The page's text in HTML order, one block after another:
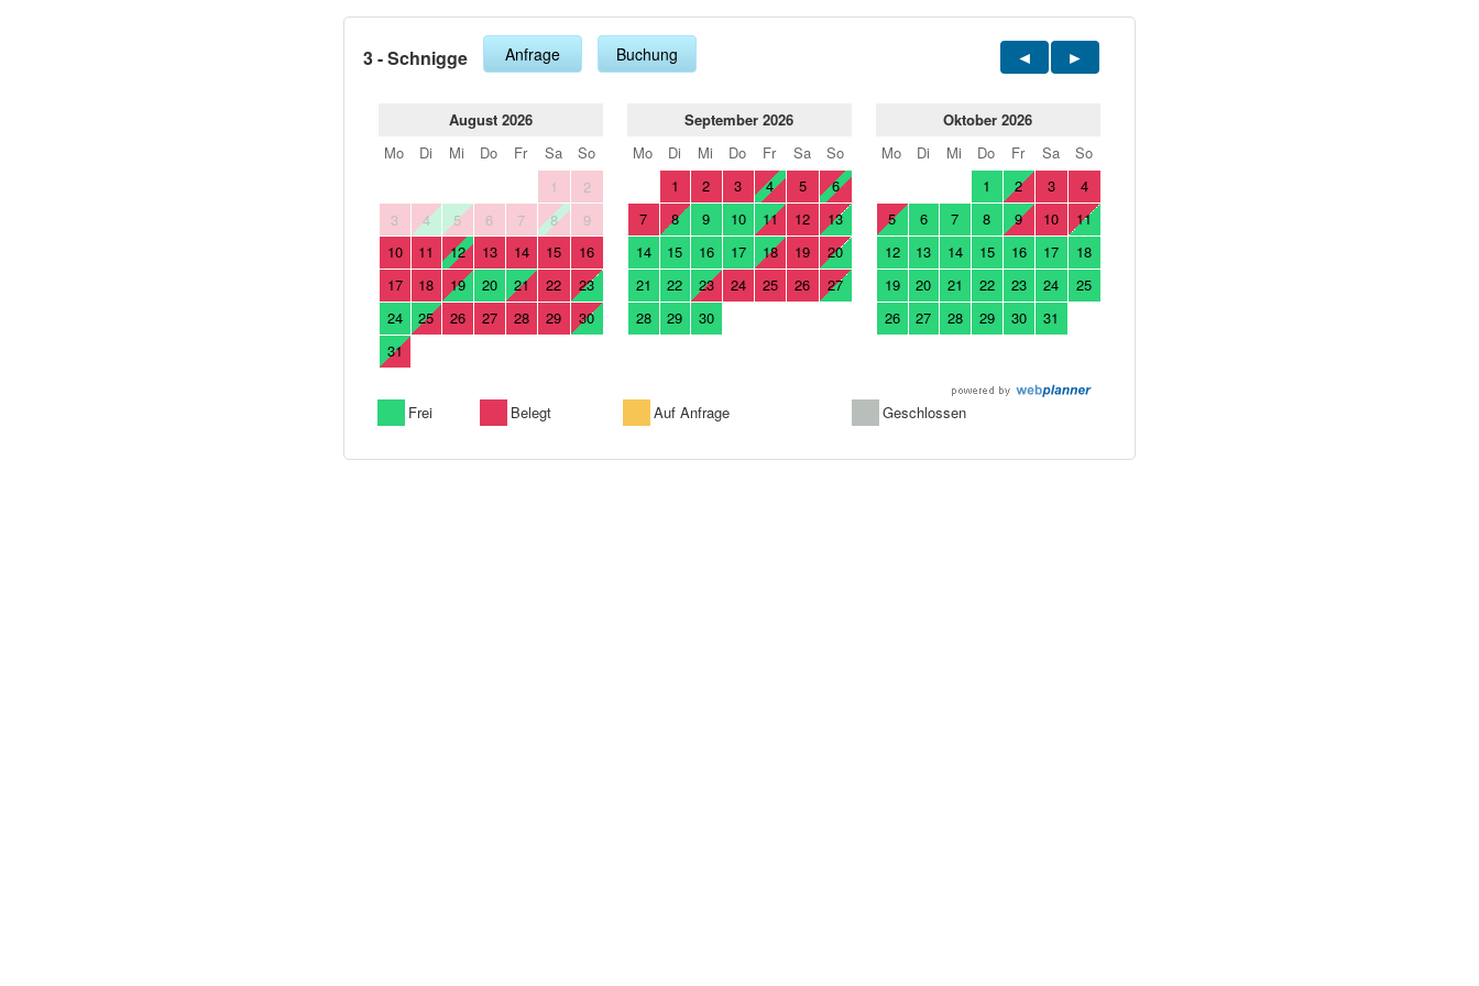
3 - Schnigge Anfrage Buchung
August 2026
Mo
Di Mi Do Fr Sa
So
1
2
3
4 5 6 7 8
9
10
11 12 13 14 15
16
17
18 19 20 21 22
23
24
25 26 27 28 29
30
31
September 2026
Mo
Di Mi Do Fr Sa
So
1
2 3 4 5
6
7
8 9 10 11 12
13
14
15 16 17 18 19
20
21
22 23 24 25 26
27
28
29 30
Oktober 2026
Mo
Di Mi Do Fr Sa
So
1
2 3
4
5
6 7 8 9 10
11
12
13 14 15 16 17
18
19
20 21 22 23 24
25
26
27 28 29 30 31
Frei Belegt Auf Anfrage Geschlossen